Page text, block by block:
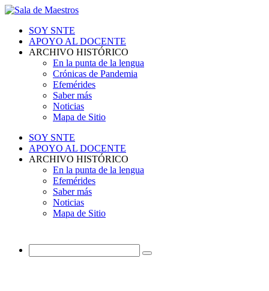
SOY SNTE
APOYO AL DOCENTE
ARCHIVO HISTÓRICO
En la punta de la lengua
Crónicas de Pandemia
Efemérides
Saber más
Noticias
Mapa de Sitio
SOY SNTE
APOYO AL DOCENTE
ARCHIVO HISTÓRICO
En la punta de la lengua
Efemérides
Saber más
Noticias
Mapa de Sitio